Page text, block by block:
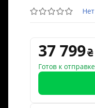
37 799
Готов к отправке